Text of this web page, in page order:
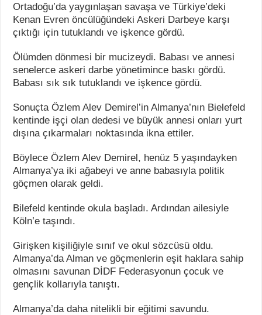
Ortadoğu’da yaygınlaşan savaşa ve Türkiye’deki
Kenan Evren öncülüğündeki Askeri Darbeye karşı
çıktığı için tutuklandı ve işkence gördü.
Ölümden dönmesi bir mucizeydi. Babası ve annesi
senelerce askeri darbe yönetimince baskı gördü.
Babası sık sık tutuklandı ve işkence gördü.
Sonuçta Özlem Alev Demirel’in Almanya’nın Bielefeld
kentinde işçi olan dedesi ve büyük annesi onları yurt
dışına çıkarmaları noktasında ikna ettiler.
Böylece Özlem Alev Demirel, henüz 5 yaşındayken
Almanya’ya iki ağabeyi ve anne babasıyla politik
göçmen olarak geldi.
Bilefeld kentinde okula başladı. Ardından ailesiyle
Köln’e taşındı.
Girişken kişiliğiyle sınıf ve okul sözcüsü oldu.
Almanya’da Alman ve göçmenlerin eşit haklara sahip
olmasını savunan DİDF Federasyonun çocuk ve
gençlik kollarıyla tanıştı.
Almanya’da daha nitelikli bir eğitimi savundu.